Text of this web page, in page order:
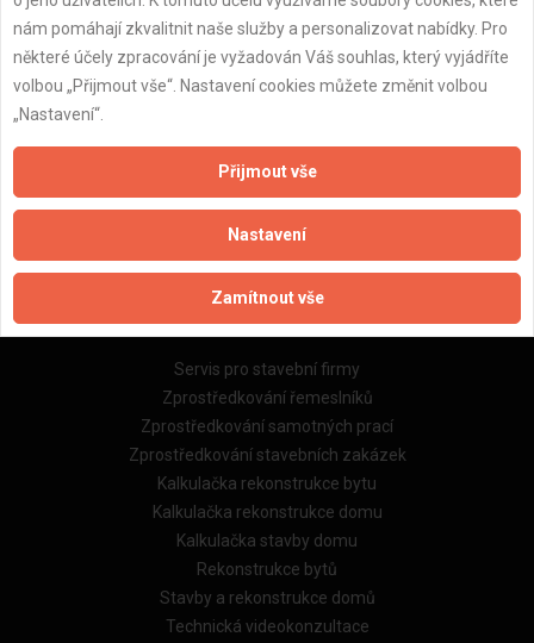
Důležité informace
Naše firmy a řemeslníci
Zásady pro používání souborů cookie
Obchodní podmínky (zprostředkování)
Obchodní podmínky (rozpočtování)
Reference
Naše excelové tabulky online
Naše služby
Servis pro stavební firmy
Zprostředkování řemeslníků
Zprostředkování samotných prací
Zprostředkování stavebních zakázek
Kalkulačka rekonstrukce bytu
Kalkulačka rekonstrukce domu
Kalkulačka stavby domu
Rekonstrukce bytů
Stavby a rekonstrukce domů
Technická videokonzultace
nám pomáhají zkvalitnit naše služby a personalizovat nabídky. Pro
některé účely zpracování je vyžadován Váš souhlas, který vyjádříte
volbou „Přijmout vše“. Nastavení cookies můžete změnit volbou
„Nastavení“.
Přijmout vše
Nastavení
Zamítnout vše